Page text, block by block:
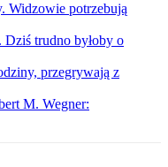
Widzowie potrzebują
Dziś trudno byłoby o
przegrywają z
M. Wegner: